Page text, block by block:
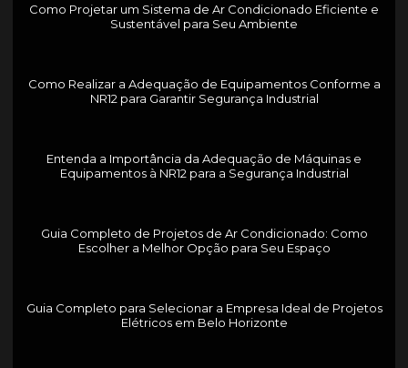
Como Projetar um Sistema de Ar Condicionado Eficiente e
Sustentável para Seu Ambiente
Como Realizar a Adequação de Equipamentos Conforme a
NR12 para Garantir Segurança Industrial
Entenda a Importância da Adequação de Máquinas e
Equipamentos à NR12 para a Segurança Industrial
Guia Completo de Projetos de Ar Condicionado: Como
Escolher a Melhor Opção para Seu Espaço
Guia Completo para Selecionar a Empresa Ideal de Projetos
Elétricos em Belo Horizonte